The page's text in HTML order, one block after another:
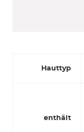
Hauttyp
enthält